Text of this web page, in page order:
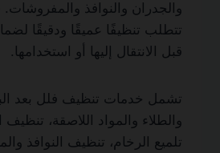
والجدران والنوافذ والمفروشات.
تتطلب تنظيفًا عميقًا ودقيقًا
قبل الانتقال إليها أو استخدامها.
تشمل خدمات تنظيف فلل بعد
والطلاء والمواد اللاصقة، تنظيف
تلميع الرخام، تنظيف النوافذ